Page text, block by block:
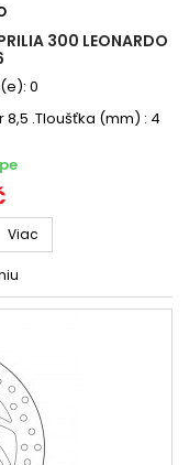
300 LEONARDO
0
8,5 .Tloušťka (mm) : 4
Viac